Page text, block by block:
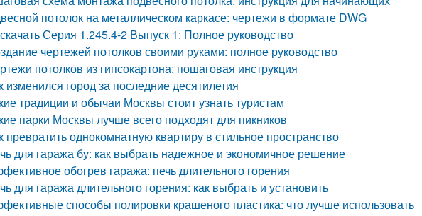
потолок на металлическом каркасе: чертежи в формате DWG
Серия 1.245.4-2 Выпуск 1: Полное руководство
чертежей потолков своими руками: полное руководство
потолков из гипсокартона: пошаговая инструкция
изменился город за последние десятилетия
традиции и обычаи Москвы стоит узнать туристам
парки Москвы лучше всего подходят для пикников
превратить однокомнатную квартиру в стильное пространство
для гаража бу: как выбрать надежное и экономичное решение
обогрев гаража: печь длительного горения
для гаража длительного горения: как выбрать и установить
способы полировки крашеного пластика: что лучше использовать